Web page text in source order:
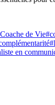
de Vie
en